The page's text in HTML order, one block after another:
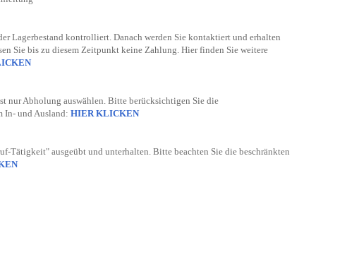
Lagerbestand kontrolliert. Danach werden Sie kontaktiert und erhalten
Sie bis zu diesem Zeitpunkt keine Zahlung. Hier finden Sie weitere
nur Abholung auswählen. Bitte berücksichtigen Sie die
In- und Ausland: HIER KLICKEN
Tätigkeit" ausgeübt und unterhalten. Bitte beachten Sie die beschränkten